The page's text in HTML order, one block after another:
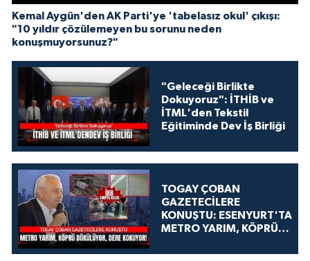
Kemal Aygün'den AK Parti'ye 'tabelasız okul' çıkışı:
"10 yıldır çözülemeyen bu sorunu neden
konuşmuyorsunuz?"
"Geleceği Birlikte
Dokuyoruz": İTHİB ve
İTML'den Tekstil
Eğitiminde Dev İş Birliği
TOGAY ÇOBAN
GAZETECİLERE
KONUŞTU: ESENYURT'TA
METRO YARIM, KÖPRÜ
KOKUYOR!